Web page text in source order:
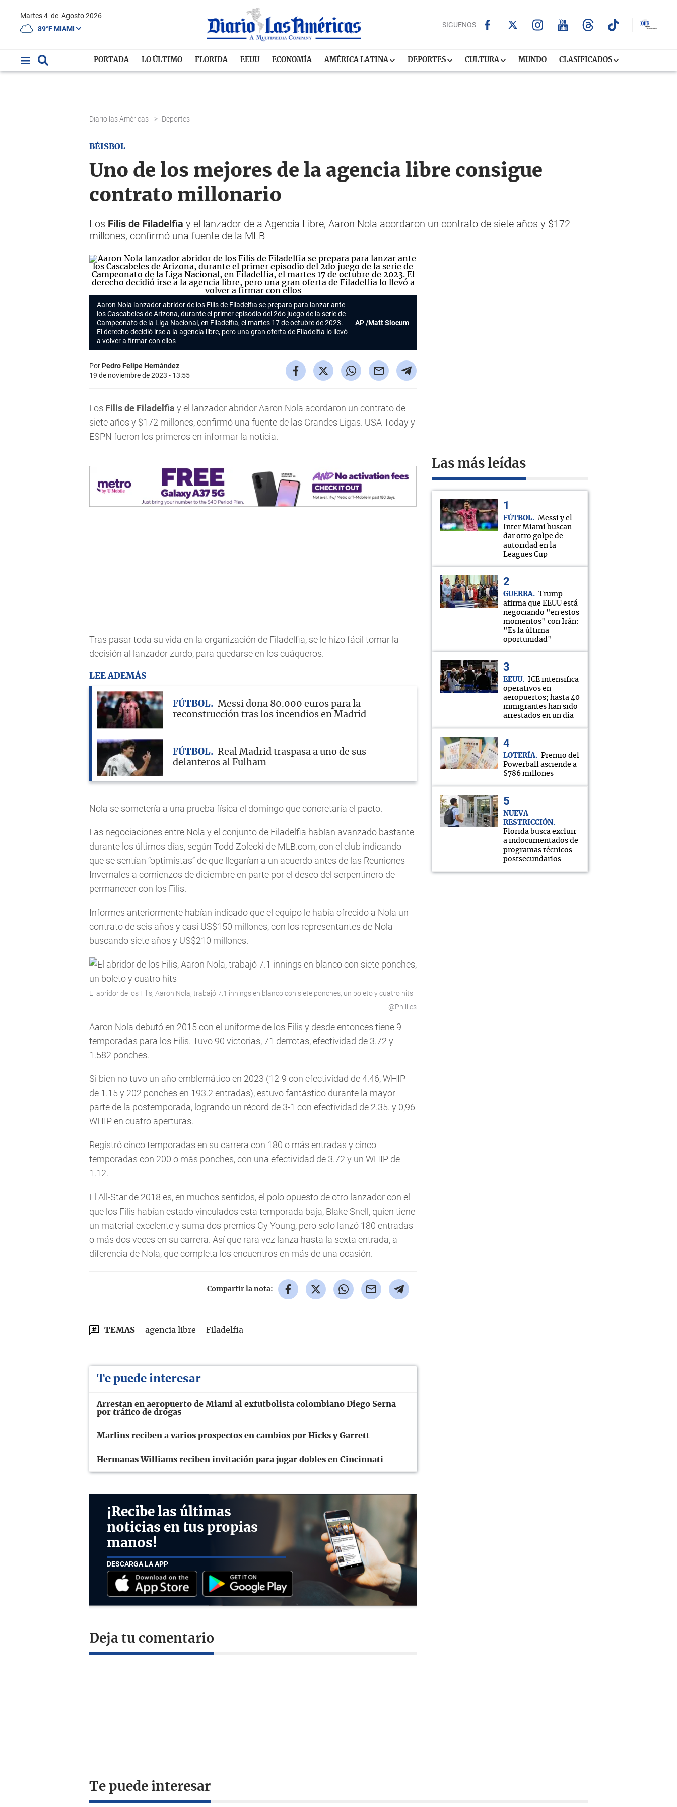
Martes 4 de Agosto 2026
89°F MIAMI
SIGUENOS
PORTADA LO ÚLTIMO FLORIDA EEUU ECONOMÍA AMÉRICA LATINA DEPORTES CULTURA MUNDO CLASIFICADOS
Diario las Américas > Deportes
BÉISBOL
Uno de los mejores de la agencia libre consigue
contrato millonario
Los Filis de Filadelfia y el lanzador de a Agencia Libre, Aaron Nola acordaron un contrato de siete años y $172
millones, confirmó una fuente de la MLB
Aaron Nola lanzador abridor de los Filis de Filadelfia se prepara para lanzar ante
los Cascabeles de Arizona, durante el primer episodio del 2do juego de la serie de
Campeonato de la Liga Nacional, en Filadelfia, el martes 17 de octubre de 2023.
El derecho decidió irse a la agencia libre, pero una gran oferta de Filadelfia lo llevó
a volver a firmar con ellos
AP /Matt Slocum
PorPedro Felipe Hernández
19 de noviembre de 2023 - 13:55
Los Filis de Filadelfia y el lanzador abridor Aaron Nola acordaron un contrato de
siete años y $172 millones, confirmó una fuente de las Grandes Ligas. USA Today y
ESPN fueron los primeros en informar la noticia.
Tras pasar toda su vida en la organización de Filadelfia, se le hizo fácil tomar la
decisión al lanzador zurdo, para quedarse en los cuáqueros.
LEE ADEMÁS
FÚTBOL
Messi dona 80.000 euros para la
reconstrucción tras los incendios en Madrid
FÚTBOL
Real Madrid traspasa a uno de sus
delanteros al Fulham
Nola se sometería a una prueba física el domingo que concretaría el pacto.
Las negociaciones entre Nola y el conjunto de Filadelfia habían avanzado bastante
durante los últimos días, según Todd Zolecki de MLB.com, con el club indicando
que se sentían “optimistas” de que llegarían a un acuerdo antes de las Reuniones
Invernales a comienzos de diciembre en parte por el deseo del serpentinero de
permanecer con los Filis.
Informes anteriormente habían indicado que el equipo le había ofrecido a Nola un
contrato de seis años y casi US$150 millones, con los representantes de Nola
buscando siete años y US$210 millones.
El abridor de los Filis, Aaron Nola, trabajó 7.1 innings en blanco con siete ponches, un boleto y cuatro hits
@Phillies
Aaron Nola debutó en 2015 con el uniforme de los Filis y desde entonces tiene 9
temporadas para los Filis. Tuvo 90 victorias, 71 derrotas, efectividad de 3.72 y
1.582 ponches.
Si bien no tuvo un año emblemático en 2023 (12-9 con efectividad de 4.46, WHIP
de 1.15 y 202 ponches en 193.2 entradas), estuvo fantástico durante la mayor
parte de la postemporada, logrando un récord de 3-1 con efectividad de 2.35. y 0,96
WHIP en cuatro aperturas.
Registró cinco temporadas en su carrera con 180 o más entradas y cinco
temporadas con 200 o más ponches, con una efectividad de 3.72 y un WHIP de
1.12.
El All-Star de 2018 es, en muchos sentidos, el polo opuesto de otro lanzador con el
que los Filis habían estado vinculados esta temporada baja, Blake Snell, quien tiene
un material excelente y suma dos premios Cy Young, pero solo lanzó 180 entradas
o más dos veces en su carrera. Así que rara vez lanza hasta la sexta entrada, a
diferencia de Nola, que completa los encuentros en más de una ocasión.
Compartir la nota:
TEMAS agencia libre Filadelfia
Te puede interesar
Arrestan en aeropuerto de Miami al exfutbolista colombiano Diego Serna
por tráfico de drogas
Marlins reciben a varios prospectos en cambios por Hicks y Garrett
Hermanas Williams reciben invitación para jugar dobles en Cincinnati
¡Recibe las últimas
noticias en tus propias
manos!
DESCARGA LA APP
Deja tu comentario
Las más leídas
FÚTBOL
Messi y el
Inter Miami buscan
dar otro golpe de
autoridad en la
Leagues Cup
GUERRA
Trump
afirma que EEUU está
negociando "en estos
momentos" con Irán:
"Es la última
oportunidad"
EEUU
ICE intensifica
operativos en
aeropuertos; hasta 40
inmigrantes han sido
arrestados en un día
LOTERÍA
Premio del
Powerball asciende a
$786 millones
NUEVA
RESTRICCIÓN
Florida busca excluir
a indocumentados de
programas técnicos
postsecundarios
Te puede interesar